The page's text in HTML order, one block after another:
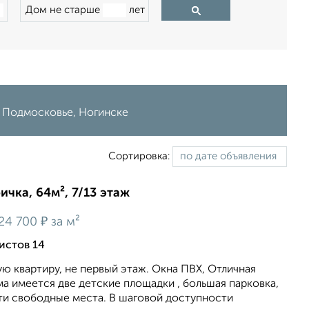
Дом не старше лет
Ногинске
Сортировка:
64м², 7/13 этаж
700 ₽ за м²
14
квартиру, не первый этаж. Окна ПВХ, Отличная
имеется две детские площадки , большая парковка,
свободные места. В шаговой доступности